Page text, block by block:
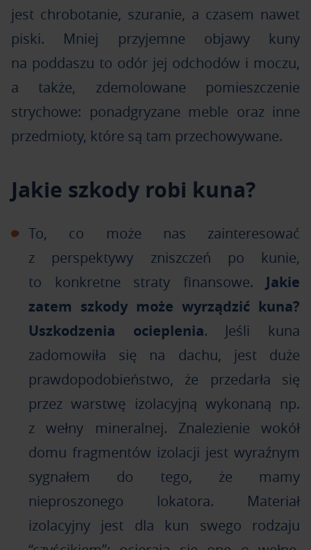
jest chrobotanie, szuranie, a czasem nawet
piski. Mniej przyjemne objawy kuny
na poddaszu to odór jej odchodów i moczu,
a także, zdemolowane pomieszczenie
strychowe: ponadgryzane meble oraz inne
przedmioty, które są tam przechowywane.
Jakie szkody robi kuna?
To, co może nas zainteresować
z perspektywy zniszczeń po kunie,
to konkretne straty finansowe. Jakie
zatem szkody może wyrządzić kuna?
Uszkodzenia ocieplenia. Jeśli kuna
zadomowiła się na dachu, jest duże
prawdopodobieństwo, że przedarła się
przez warstwę izolacyjną wykonaną np.
z wełny mineralnej. Znalezienie wokół
domu fragmentów izolacji jest wyraźnym
sygnałem do tego, że mamy
nieproszonego lokatora. Materiał
izolacyjny jest dla kun swego rodzaju